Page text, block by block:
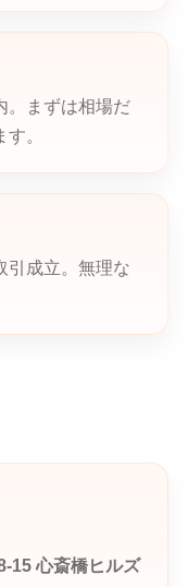
。まずは相場だ
。
引成立。無理な
15 心斎橋ヒルズ